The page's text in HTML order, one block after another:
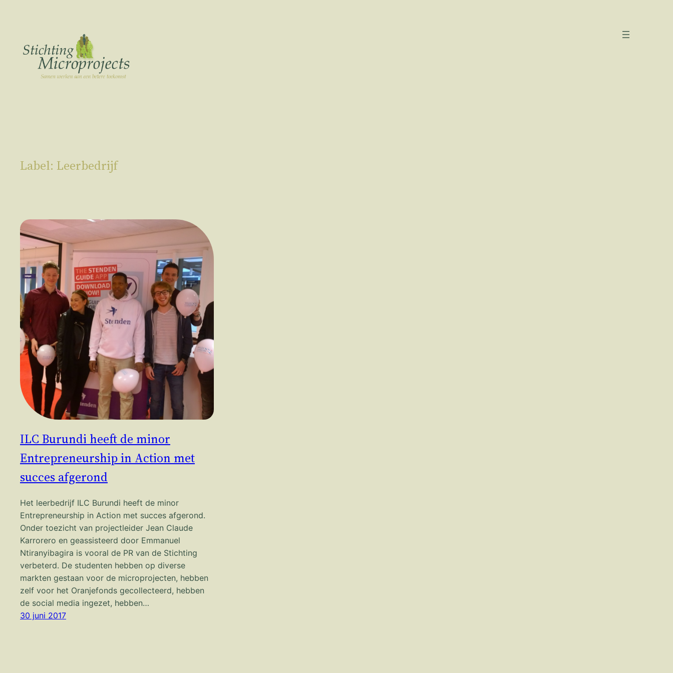
inhoud
Label: Leerbedrijf
ILC Burundi heeft de minor
Entrepreneurship in Action met
succes afgerond
Het leerbedrijf ILC Burundi heeft de minor
Entrepreneurship in Action met succes afgerond.
Onder toezicht van projectleider Jean Claude
Karrorero en geassisteerd door Emmanuel
Ntiranyibagira is vooral de PR van de Stichting
verbeterd. De studenten hebben op diverse
markten gestaan voor de microprojecten, hebben
zelf voor het Oranjefonds gecollecteerd, hebben
de social media ingezet, hebben…
30 juni 2017